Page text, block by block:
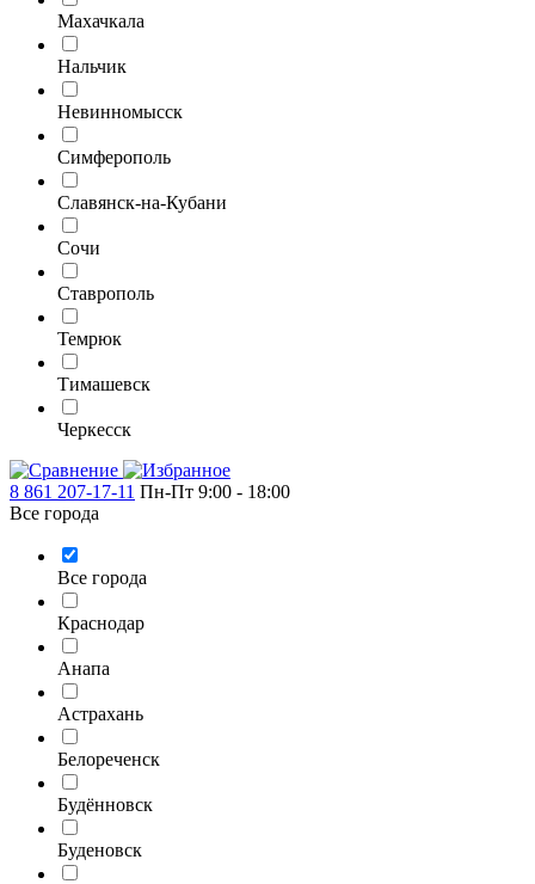
Махачкала
Нальчик
Невинномысск
Симферополь
Славянск-на-Кубани
Сочи
Ставрополь
Темрюк
Тимашевск
Черкесск
8 861 207-17-11 Пн-Пт 9:00 - 18:00
Все города
Все города
Краснодар
Анапа
Астрахань
Белореченск
Будённовск
Буденовск